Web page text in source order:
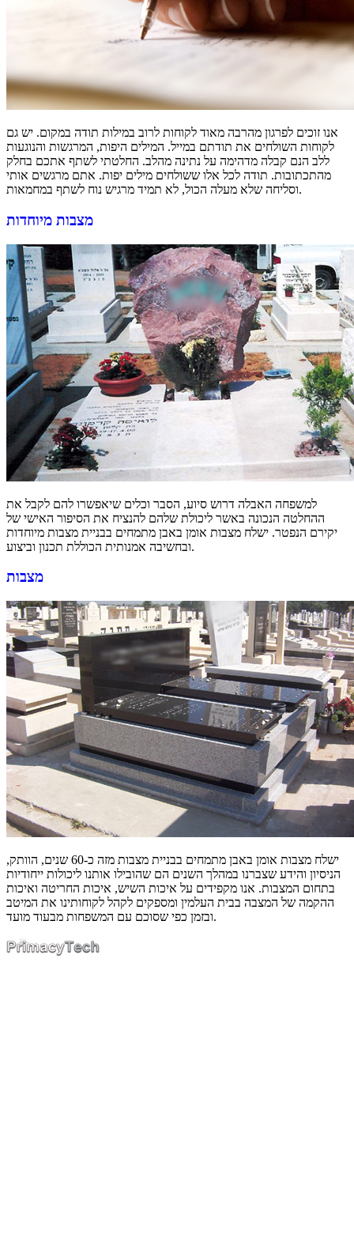
אנו זוכים לפרגון מהרבה מאוד לקוחות לרוב במילות תודה במקום. יש גם
לקוחות השולחים את תודתם במייל. המילים היפות, המרגשות והנוגעות
ללב הנם קבלה מדהימה על נתינה מהלב. החלטתי לשתף אתכם בחלק
מהתכתובות. תודה לכל אלו ששולחים מילים יפות. אתם מרגשים אותי
וסליחה שלא מעלה הכול, לא תמיד מרגיש נוח לשתף במחמאות.
מצבות מיוחדות
למשפחה האבלה דרוש סיוע, הסבר וכלים שיאפשרו להם לקבל את
ההחלטה הנכונה באשר ליכולת שלהם להנציח את הסיפור האישי של
יקירם הנפטר. ישלח מצבות אומן באבן מתמחים בבניית מצבות מיוחדות
ובחשיבה אמנותית הכוללת תכנון וביצוע.
מצבות
ישלח מצבות אומן באבן מתמחים בבניית מצבות מזה כ-60 שנים, הוותק,
הניסיון והידע שצברנו במהלך השנים הם שהובילו אותנו ליכולות ייחודיות
בתחום המצבות. אנו מקפידים על איכות השיש, איכות החריטה ואיכות
ההקמה של המצבה בבית העלמין ומספקים לקהל לקוחותינו את המיטב
ובזמן כפי שסוכם עם המשפחות מבעוד מועד.